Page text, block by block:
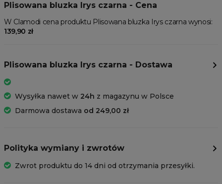
Plisowana bluzka Irys czarna - Cena
W Clamodi cena produktu Plisowana bluzka Irys czarna wynosi:
139,90 zł
Plisowana bluzka Irys czarna - Dostawa
Wysyłka nawet w 24h z magazynu w Polsce
Darmowa dostawa od 249,00 zł
Polityka wymiany i zwrotów
Zwrot produktu do 14 dni od otrzymania przesyłki.